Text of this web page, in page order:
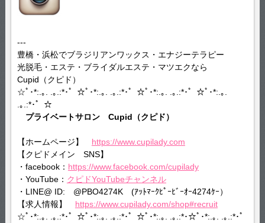
---
豊橋・浜松でブラジリアンワックス・エナジーテラピー
光脱毛・エステ・ブライダルエステ・マツエクなら
Cupid（クピド）
☆ﾟ･*:.｡. .｡.:*･゜☆ﾟ･*:.｡. .｡.:*･゜☆ﾟ･*:.｡. .｡.:*･゜☆ﾟ･*:.｡.
.｡.:*･゜☆
プライベートサロン Cupid（クピド）
【ホームページ】 https://www.cupilady.com
【クピドメイン SNS】
・facebook： https://www.facebook.com/cupilady
・YouTube： クピドYouTubeチャンネル
・LINE@ ID: @PBO4274K (ｱｯﾄﾏｰｸﾋﾟｰﾋﾞｰｵｰ4274ｹｰ）
【求人情報】 https://www.cupilady.com/shop#recruit
☆ﾟ･*:.｡. .｡.:*･゜☆ﾟ･*:.｡. .｡.:*･゜☆ﾟ･*:.｡. .｡.:*･☆ﾟ･*:.｡. .｡.:*･゜